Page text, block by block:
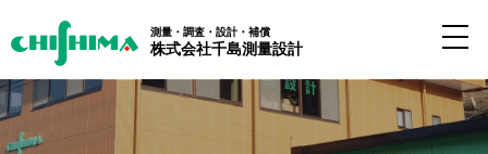
測量・調査・設計・補償
株式会社千島測量設計